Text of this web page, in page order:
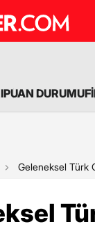
PUAN DURUMU
Geleneksel Türk